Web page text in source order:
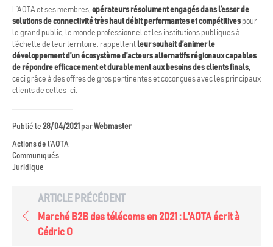
L’AOTA et ses membres, opérateurs résolument engagés dans l’essor de
solutions de connectivité très haut débit performantes et compétitives pour
le grand public, le monde professionnel et les institutions publiques à
l’échelle de leur territoire, rappellent leur souhait d’animer le
développement d’un écosystème d’acteurs alternatifs régionaux capables
de répondre efficacement et durablement aux besoins des clients finals,
ceci grâce à des offres de gros pertinentes et coconçues avec les principaux
clients de celles-ci.
Publié le 28/04/2021 parWebmaster
Actions de l'AOTA
Communiqués
Juridique
ARTICLE PRÉCÉDENT
Marché B2B des télécoms en 2021 : L'AOTA écrit à
Cédric O